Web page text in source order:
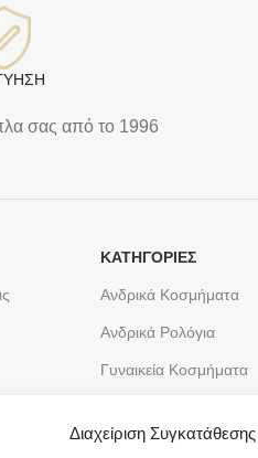
Διαχείριση Συγκατάθεσης
σας από το 1996
ΚΑΤΗΓΟΡΙΕΣ
Ανδρικά Κοσμήματα
Ανδρικά Ρολόγια
Γυναικεία Κοσμήματα
Παιδικά Κοσμήματα